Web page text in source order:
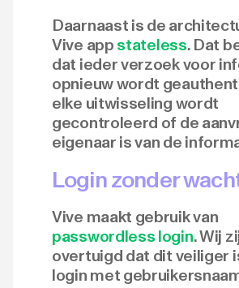
Daarnaast is de
Vive app stateless. Dat
dat ieder verzoek voor
opnieuw wordt
elke uitwisseling wordt
gecontroleerd of de
eigenaar is van de
Login zonder
Vive maakt gebruik van
passwordless login. Wij
overtuigd dat dit veiliger
login met